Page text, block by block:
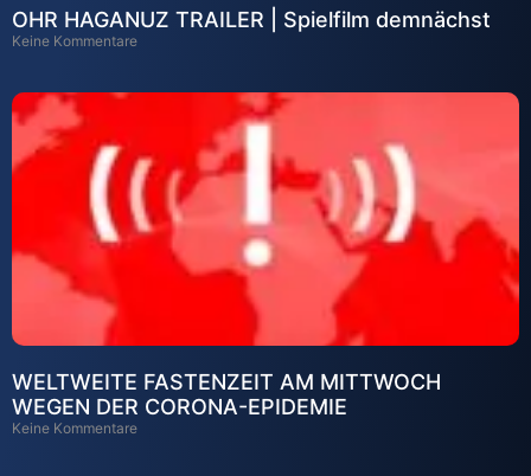
OHR HAGANUZ TRAILER | Spielfilm demnächst
Keine Kommentare
WELTWEITE FASTENZEIT AM MITTWOCH
WEGEN DER CORONA-EPIDEMIE
Keine Kommentare